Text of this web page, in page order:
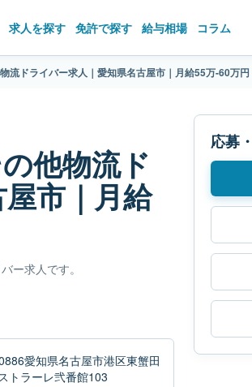
求人を探す 免許で探す 給与相場 コラム
流ドライバー求人｜愛知県名古屋市｜月給55万-60万円
他物流ド
市｜月給
ー求人です。
愛知県名古屋市港区東蟹田
トラーレ弐番館103
応募